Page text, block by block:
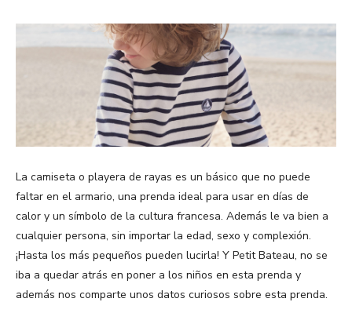
La camiseta o playera de rayas es un básico que no puede
faltar en el armario, una prenda ideal para usar en días de
calor y un símbolo de la cultura francesa. Además le va bien a
cualquier persona, sin importar la edad, sexo y complexión.
¡Hasta los más pequeños pueden lucirla! Y Petit Bateau, no se
iba a quedar atrás en poner a los niños en esta prenda y
además nos comparte unos datos curiosos sobre esta prenda.